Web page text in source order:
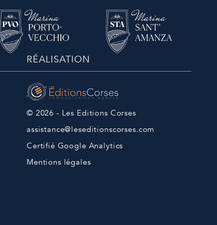
RÉALISATION
© 2026 - Les Editions Corses
assistance@leseditionscorses.com
Certifié Google Analytics
Mentions légales